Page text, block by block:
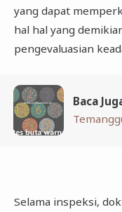
yang dapat
hal hal yang
pengevaluasian
Baca
Selama inspeksi,